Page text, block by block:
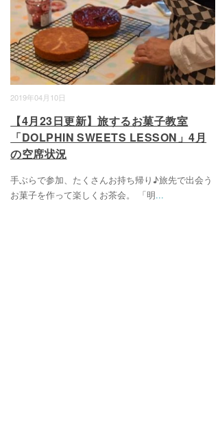
2019年04月10日
【4月23日更新】旅するお菓子教室
「DOLPHIN SWEETS LESSON」4月
の空席状況
手ぶらで参加、たくさんお持ち帰り♪旅先で出会う
お菓子を作って楽しくお茶会。 「明...